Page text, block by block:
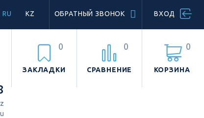
ВХОД
ОБРАТНЫЙ ЗВОНОК
RU KZ
КОРЗИНА
0
ЗАКЛАДКИ
0
СРАВНЕНИЕ
0